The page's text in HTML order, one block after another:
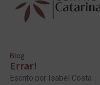
Blog
Errar!
Escrito por Isabel Costa